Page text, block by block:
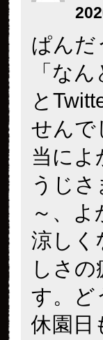
ぱんだ
「な
と
せんで
当によ
うじさ
～、
涼しく
しさ
す。ど
休園日